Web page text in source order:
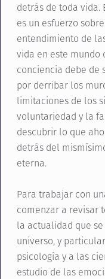
detrás de toda vida.
es un esfuerzo
entendimiento de
vida en este mundo
conciencia debe de
por derribar los
limitaciones de los
voluntariedad y la
descubrir lo que
detrás del
eterna.
Para trabajar con
comenzar a revisar
la actualidad que
universo, y
psicología y a las
estudio de las